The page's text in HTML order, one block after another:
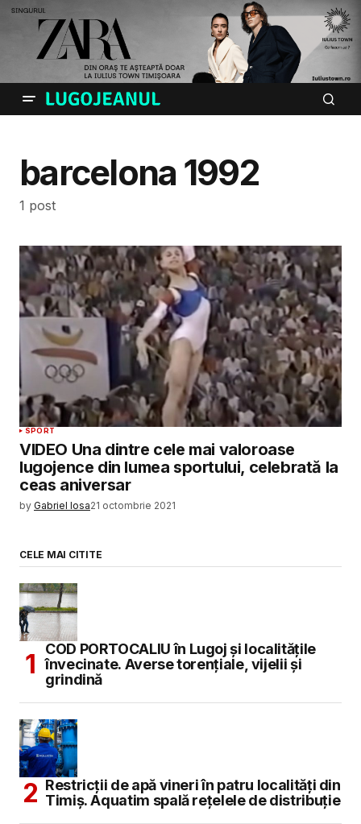
barcelona 1992
1 post
SPORT
VIDEO Una dintre cele mai valoroase
lugojence din lumea sportului, celebrată la
ceas aniversar
by Gabriel Iosa21 octombrie 2021
CELE MAI CITITE
COD PORTOCALIU în Lugoj și localitățile
învecinate. Averse torențiale, vijelii și
grindină
Restricții de apă vineri în patru localități din
Timiș. Aquatim spală rețelele de distribuție